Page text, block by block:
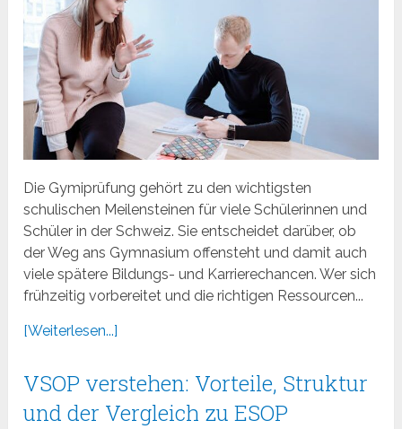
Die Gymiprüfung gehört zu den wichtigsten
schulischen Meilensteinen für viele Schülerinnen und
Schüler in der Schweiz. Sie entscheidet darüber, ob
der Weg ans Gymnasium offensteht und damit auch
viele spätere Bildungs- und Karrierechancen. Wer sich
frühzeitig vorbereitet und die richtigen Ressourcen...
[Weiterlesen...]
VSOP verstehen: Vorteile, Struktur
und der Vergleich zu ESOP